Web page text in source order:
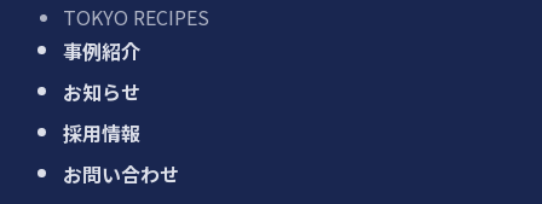
TOKYO RECIPES
事例紹介
お知らせ
採用情報
お問い合わせ